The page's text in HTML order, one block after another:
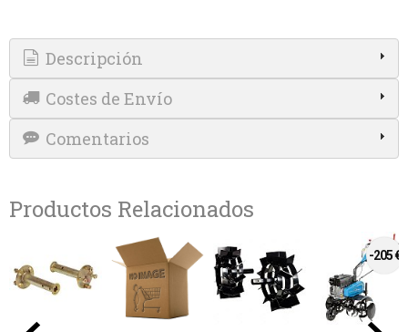
Descripción
Costes de Envío
Comentarios
Productos Relacionados